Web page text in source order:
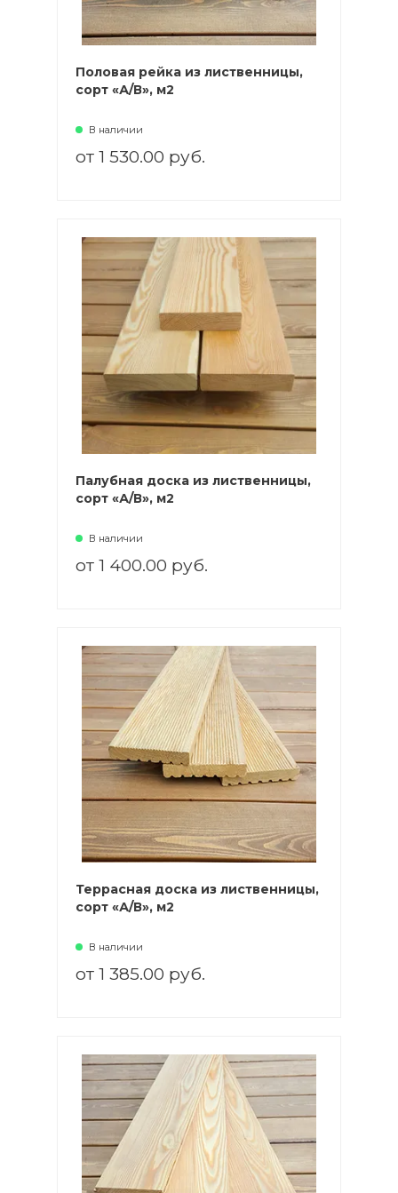
Половая рейка из лиственницы,
сорт «А/В», м2
В наличии
от 1 530.00 руб.
Палубная доска из лиственницы,
сорт «А/В», м2
В наличии
от 1 400.00 руб.
Террасная доска из лиственницы,
сорт «А/В», м2
В наличии
от 1 385.00 руб.